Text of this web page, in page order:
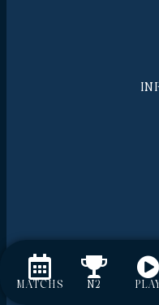
MATCHS N2 PLAY
RC Pays de